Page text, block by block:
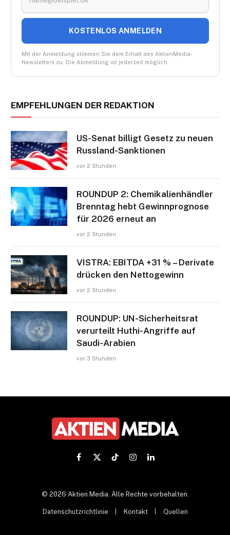
KOSTENLOS ANMELDEN
Mit der Anmeldung stimmen Sie dem Erhalt des AktienMedia-
Newsletters zu. Die Abmeldung ist jederzeit möglich.
EMPFEHLUNGEN DER REDAKTION
US-Senat billigt Gesetz zu neuen
Russland-Sanktionen
vor 2 Stunden
ROUNDUP 2: Chemikalienhändler
Brenntag hebt Gewinnprognose
für 2026 erneut an
vor 2 Stunden
VISTRA: EBITDA +31 % – Derivate
drücken den Nettogewinn
vor 2 Stunden
ROUNDUP: UN-Sicherheitsrat
verurteilt Huthi-Angriffe auf
Saudi-Arabien
vor 3 Stunden
Facebook
X
TikTokInstagramLinkedIn
© 2026 Aktien Media. Alle Rechte vorbehalten.
Datenschutzrichtlinie Kontakt Quellen